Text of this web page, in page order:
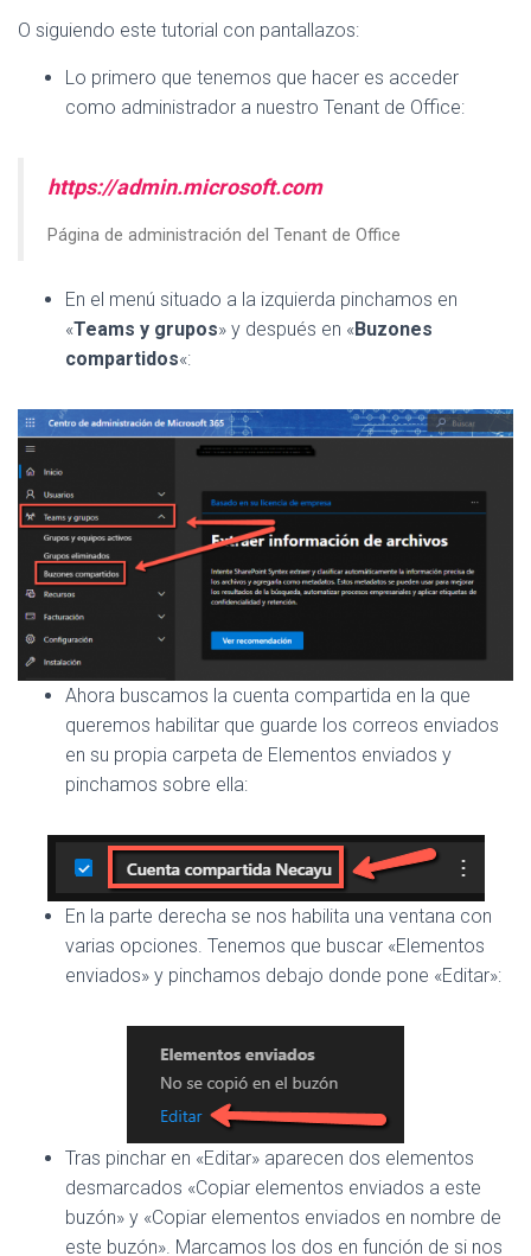
O siguiendo este tutorial con pantallazos:
Lo primero que tenemos que hacer es acceder
como administrador a nuestro Tenant de Office:
https://admin.microsoft.com
Página de administración del Tenant de Office
En el menú situado a la izquierda pinchamos en
«Teams y grupos» y después en «Buzones
compartidos«:
Ahora buscamos la cuenta compartida en la que
queremos habilitar que guarde los correos enviados
en su propia carpeta de Elementos enviados y
pinchamos sobre ella:
En la parte derecha se nos habilita una ventana con
varias opciones. Tenemos que buscar «Elementos
enviados» y pinchamos debajo donde pone «Editar»:
Tras pinchar en «Editar» aparecen dos elementos
desmarcados «Copiar elementos enviados a este
buzón» y «Copiar elementos enviados en nombre de
este buzón». Marcamos los dos en función de si nos